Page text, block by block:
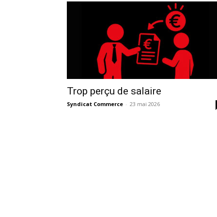
Trop perçu de salaire
Syndicat Commerce - 23 mai 2026